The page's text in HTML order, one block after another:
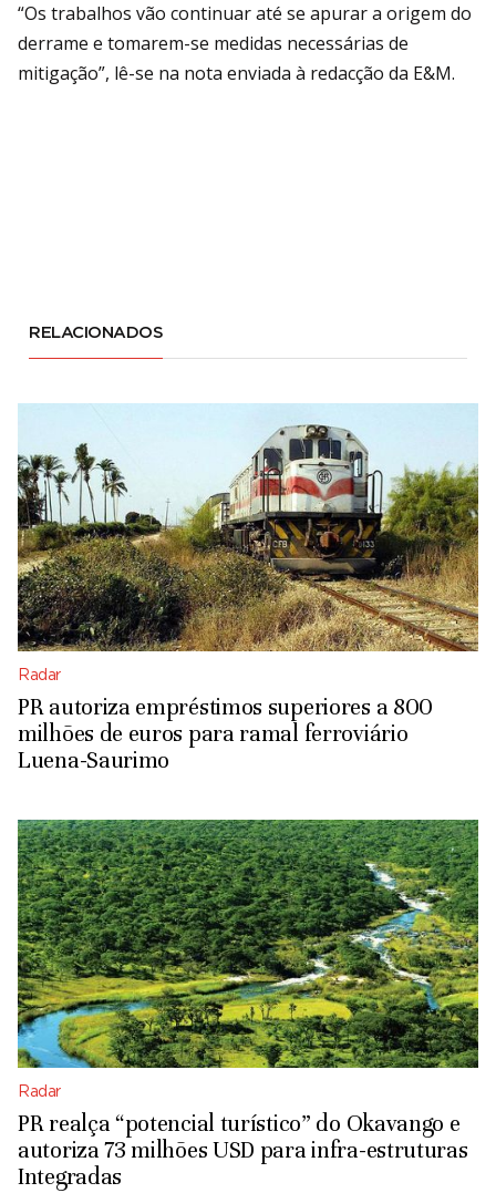
“Os trabalhos vão continuar até se apurar a origem do
derrame e tomarem-se medidas necessárias de
mitigação”, lê-se na nota enviada à redacção da E&M.
RELACIONADOS
Radar
PR autoriza empréstimos superiores a 800
milhões de euros para ramal ferroviário
Luena-Saurimo
Radar
PR realça “potencial turístico” do Okavango e
autoriza 73 milhões USD para infra-estruturas
Integradas